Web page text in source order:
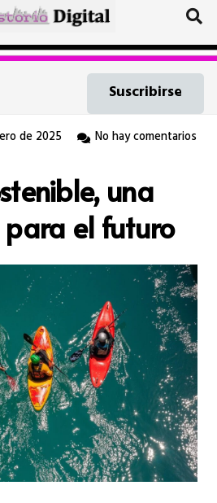
Suscribirse
de 2025 No hay comentarios
una
el futuro